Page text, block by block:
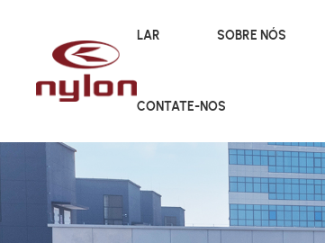
LAR SOBRE NÓS
CONTATE-NOS